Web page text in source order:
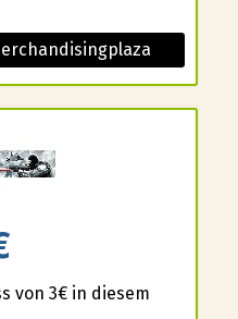
von 3€ in diesem